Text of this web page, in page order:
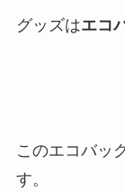
グッズはエコ
このエコバッ
す。